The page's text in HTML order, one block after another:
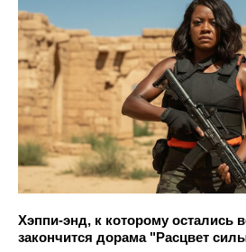
Хэппи-энд, к которому остались
закончится дорама "Расцвет